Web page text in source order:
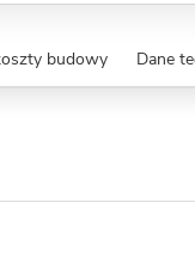
budowy Dane